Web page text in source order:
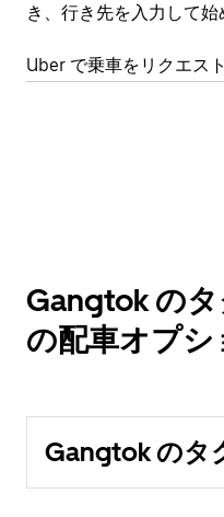
き、行き先を入力して始
Uber で乗車をリクエスト
Gangtok の
の配車オプシ
Gangtok のタ